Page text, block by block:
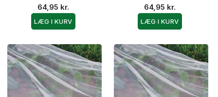
64,95 kr.
LÆG I KURV
64,95 kr.
LÆG I KURV